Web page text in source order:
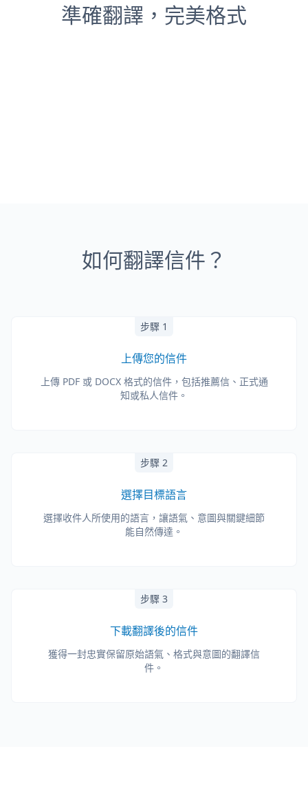
準確翻譯，完美格式
如何翻譯信件？
步驟 1
上傳您的信件
上傳 PDF 或 DOCX 格式的信件，包括推薦信、正式通
知或私人信件。
步驟 2
選擇目標語言
選擇收件人所使用的語言，讓語氣、意圖與關鍵細節
能自然傳達。
步驟 3
下載翻譯後的信件
獲得一封忠實保留原始語氣、格式與意圖的翻譯信
件。